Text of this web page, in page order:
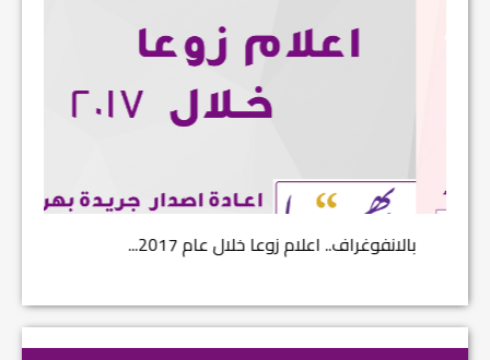
بالانفوغراف.. اعلام زوعا خلال عام 2017...